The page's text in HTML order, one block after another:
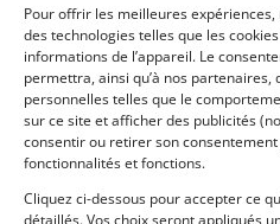
Pour offrir les meilleures
des technologies telles que les
informations de l’appareil. Le
permettra, ainsi qu’à nos
personnelles telles que le
sur ce site et afficher des publicités
consentir ou retirer son
fonctionnalités et fonctions.
Cliquez ci-dessous pour accepter ce
détaillés. Vos choix seront appliqués
Voir les 18 annonces de
Publié: 16 septembre 2021 (il y a 5 ans)